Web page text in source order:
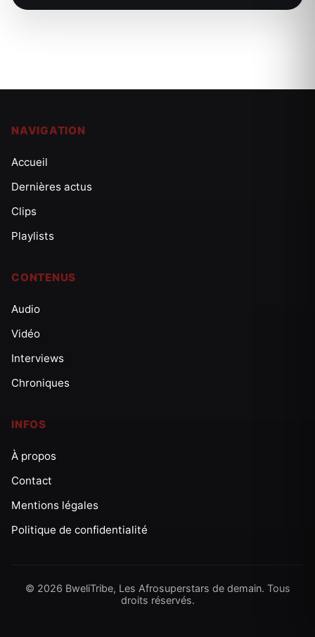
NAVIGATION
Accueil
Dernières actus
Clips
Playlists
CONTENUS
Audio
Vidéo
Interviews
Chroniques
INFOS
À propos
Contact
Mentions légales
Politique de confidentialité
© 2026 BweliTribe, Les Afrosuperstars de demain. Tous
droits réservés.